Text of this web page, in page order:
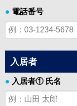
● 電話番号
入居者
● 入居者① 氏名